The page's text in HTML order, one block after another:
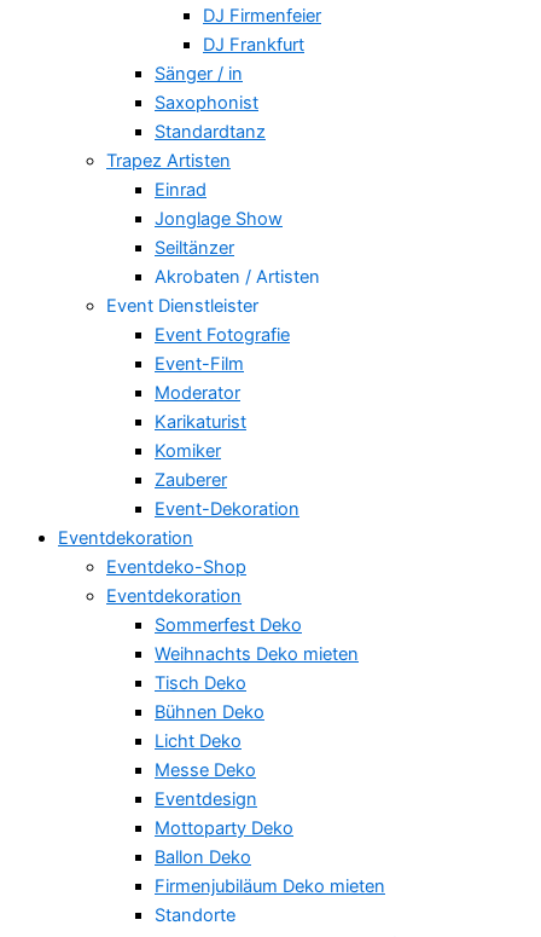
DJ Firmenfeier
DJ Frankfurt
Sänger / in
Saxophonist
Standardtanz
Trapez Artisten
Einrad
Jonglage Show
Seiltänzer
Akrobaten / Artisten
Event Dienstleister
Event Fotografie
Event-Film
Moderator
Karikaturist
Komiker
Zauberer
Event-Dekoration
Eventdekoration
Eventdeko-Shop
Eventdekoration
Sommerfest Deko
Weihnachts Deko mieten
Tisch Deko
Bühnen Deko
Licht Deko
Messe Deko
Eventdesign
Mottoparty Deko
Ballon Deko
Firmenjubiläum Deko mieten
Standorte